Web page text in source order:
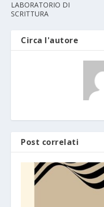
LABORATORIO DI
SCRITTURA
Circa l'autore
Post correlati